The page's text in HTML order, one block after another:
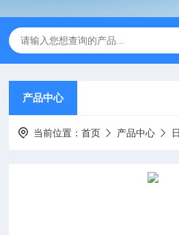
产品中心
当前位置：首页 产品中心